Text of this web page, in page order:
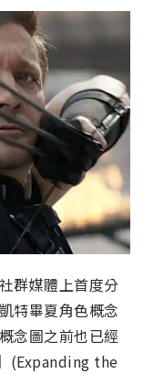
群媒體上首度分
特畢夏角色概念
念圖之前也已經
(Expanding the